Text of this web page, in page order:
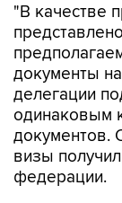
"В качестве
документы
делегации
одинаковым
документов.
визы
федерации.